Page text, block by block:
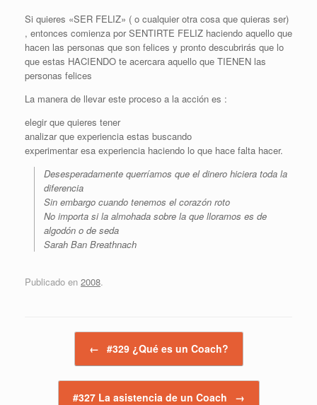
Si quieres «SER FELIZ» ( o cualquier otra cosa que quieras ser)
, entonces comienza por SENTIRTE FELIZ haciendo aquello que
hacen las personas que son felices y pronto descubrirás que lo
que estas HACIENDO te acercara aquello que TIENEN las
personas felices
La manera de llevar este proceso a la acción es :
elegir que quieres tener
analizar que experiencia estas buscando
experimentar esa experiencia haciendo lo que hace falta hacer.
Desesperadamente querríamos que el dinero hiciera toda la
diferencia
Sin embargo cuando tenemos el corazón roto
No importa si la almohada sobre la que lloramos es de
algodón o de seda
Sarah Ban Breathnach
Publicado en 2008.
← #329 ¿Qué es un Coach?
#327 La asistencia de un Coach →